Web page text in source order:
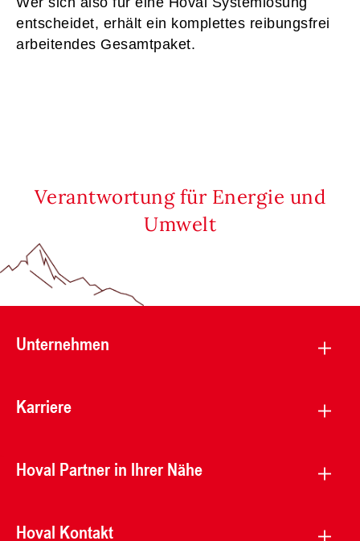
entscheidet, erhält ein komplettes reibungsfrei
arbeitendes Gesamtpaket.
Verantwortung für Energie und
Umwelt
Unternehmen
Karriere
Hoval Partner in Ihrer Nähe
Hoval Kontakt